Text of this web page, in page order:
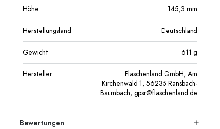
Höhe 145,3 mm
Herstellungsland Deutschland
Gewicht 611 g
Hersteller
Flaschenland GmbH, Am
Kirchenwald 1, 56235 Ransbach-
Baumbach, gpsr@flaschenland.de
Bewertungen